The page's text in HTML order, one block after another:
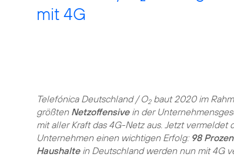
mit 4G
Telefónica Deutschland / O2baut 2020 im
größten Netzoffensivein der
mit aller Kraft das 4G-Netz aus. Jetzt vermeldet
Unternehmen einen wichtigen Erfolg: 98
Haushaltein Deutschland werden nun mit 4G